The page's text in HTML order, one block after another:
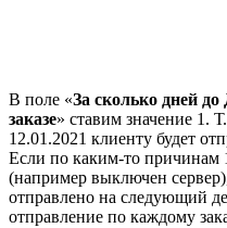
В поле «За сколько дней
заказе» ставим значение 1.
12.01.2021 клиенту будет
Если по каким-то причинам
(например выключен
отправлено на следующий
отправление по каждому